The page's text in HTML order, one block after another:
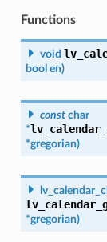
Functions
void
bool en)
const char
*
*gregorian)
*gregorian)